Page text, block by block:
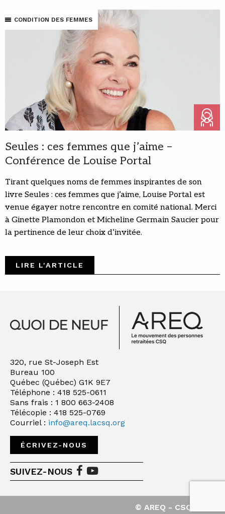
CONDITION DES FEMMES
Seules : ces femmes que j’aime –
Conférence de Louise Portal
Tirant quelques noms de femmes inspirantes de son
livre Seules : ces femmes que j’aime, Louise Portal est
venue égayer notre rencontre en comité national. Merci
à Ginette Plamondon et Micheline Germain Saucier pour
la pertinence de leur choix d’invitée.
LIRE L'ARTICLE
320, rue St-Joseph Est
Bureau 100
Québec (Québec) G1K 9E7
Téléphone : 418 525-0611
Sans frais : 1 800 663-2408
Télécopie : 418 525-0769
Courriel : info@areq.lacsq.org
ÉCRIVEZ-NOUS
SUIVEZ-NOUS
© AREQ - CSQ - 2020